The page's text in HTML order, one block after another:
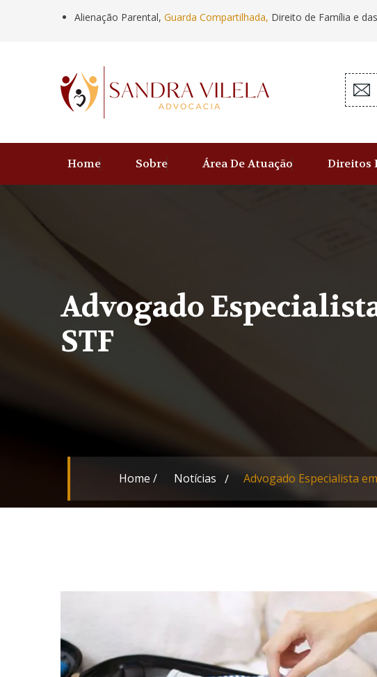
Alienação Parental, Guarda Compartilhada, Direito de Família e
Home Sobre Área De Atuação Direitos
Advogado
STF
Home / Notícias Advogado Especialista